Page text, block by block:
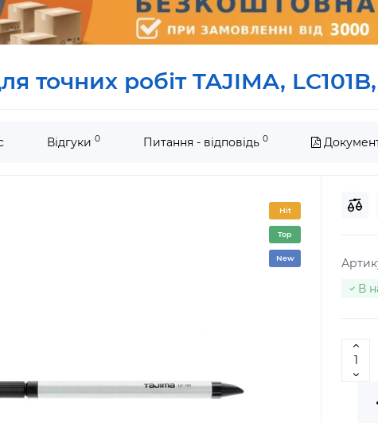
точних робіт TAJIMA,
Відгуки 0 Питання - відповідь 0
Hit
Top
New
В